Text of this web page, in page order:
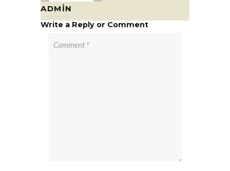
ADMIN
Write a Reply or Comment